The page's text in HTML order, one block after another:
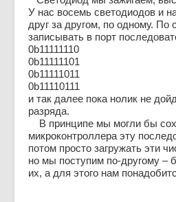
У нас восемь светодиодов и
друг за другом, по одному. По
записывать в порт
0b11111110
0b11111101
0b11111011
0b11110111
и так далее пока нолик не
разряда.
В принципе мы могли бы
микроконтроллера эту
потом просто загружать эти
но мы поступим по-другому –
их, а для этого нам